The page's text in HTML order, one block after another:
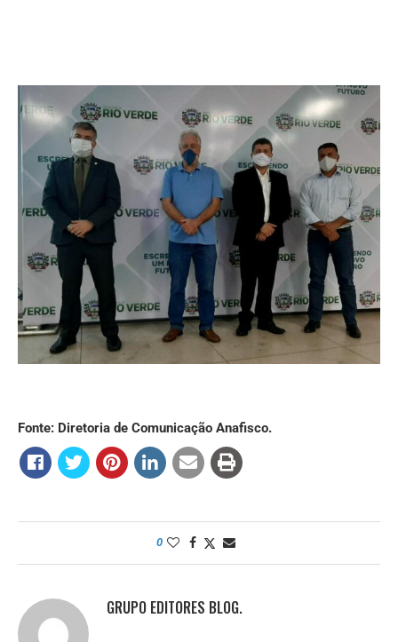
Fonte: Diretoria de Comunicação Anafisco.
0
GRUPO EDITORES BLOG.